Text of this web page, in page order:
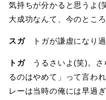
気持ちが分かると思うよ(
大成功なんて、今のとこ
スガ トガが謙虚になり
トガ
うるさいよ(笑)。
るのはやめて」って言わ
レーは当時の俺には早過